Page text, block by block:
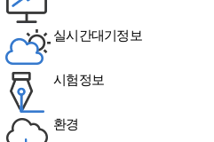
실시간대기정보
시험정보
환경